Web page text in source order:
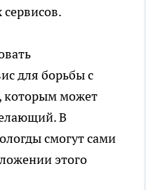
для борьбы с
которым может
В
смогут сами
этого